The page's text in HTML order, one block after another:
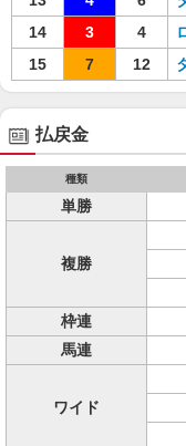
14
3 4
15
7 12
払戻金
種類
単勝
複勝
枠連
馬連
ワイド